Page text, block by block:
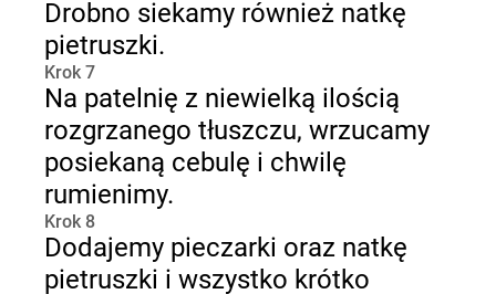
Drobno siekamy również natkę
pietruszki.
Krok 7
Na patelnię z niewielką ilością
rozgrzanego tłuszczu, wrzucamy
posiekaną cebulę i chwilę
rumienimy.
Krok 8
Dodajemy pieczarki oraz natkę
pietruszki i wszystko krótko